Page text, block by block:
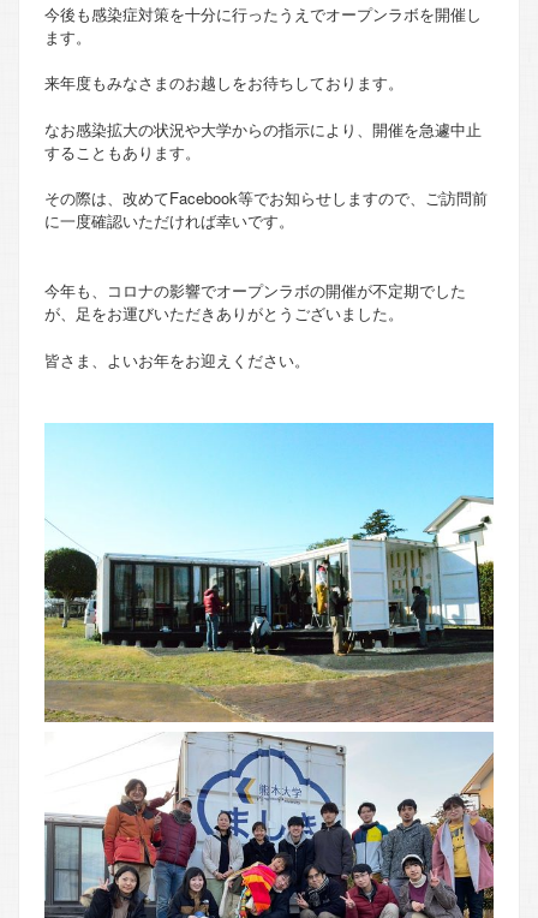
今後も感染症対策を十分に行ったうえでオープンラボを開催し
ます。
来年度もみなさまのお越しをお待ちしております。
なお感染拡大の状況や大学からの指示により、開催を急遽中止
することもあります。
その際は、改めてFacebook等でお知らせしますので、ご訪問前
に一度確認いただければ幸いです。
今年も、コロナの影響でオープンラボの開催が不定期でした
が、足をお運びいただきありがとうございました。
皆さま、よいお年をお迎えください。